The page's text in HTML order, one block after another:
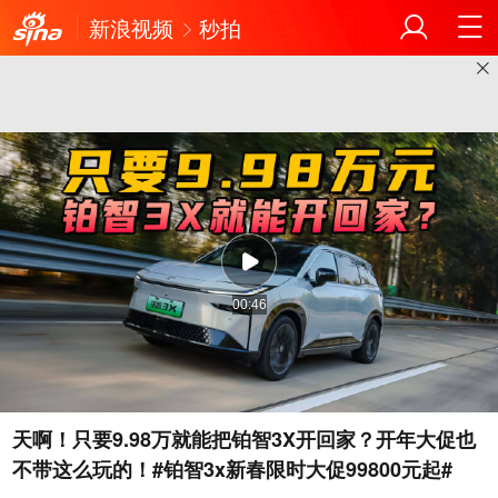
新浪视频 秒拍
00:46
天啊！只要9.98万就能把铂智3X开回家？开年大促也